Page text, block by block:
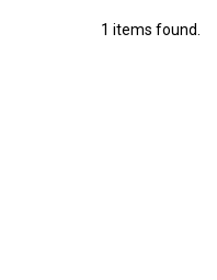
1 items found.